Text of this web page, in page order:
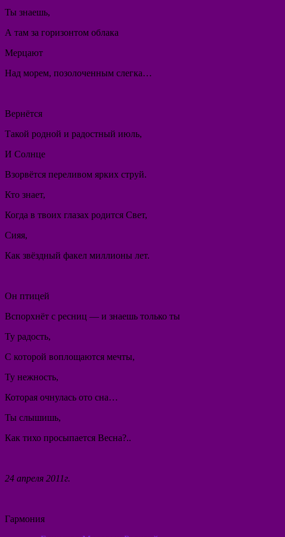
Ты знаешь,
А там за горизонтом облака
Мерцают
Над морем, позолоченным слегка…
Вернётся
Такой родной и радостный июль,
И Солнце
Взорвётся переливом ярких струй.
Кто знает,
Когда в твоих глазах родится Свет,
Сияя,
Как звёздный факел миллионы лет.
Он птицей
Вспорхнёт с ресниц — и знаешь только ты
Ту радость,
С которой воплощаются мечты,
Ту нежность,
Которая очнулась ото сна…
Ты слышишь,
Как тихо просыпается Весна?..
24 апреля 2011г.
Гармония